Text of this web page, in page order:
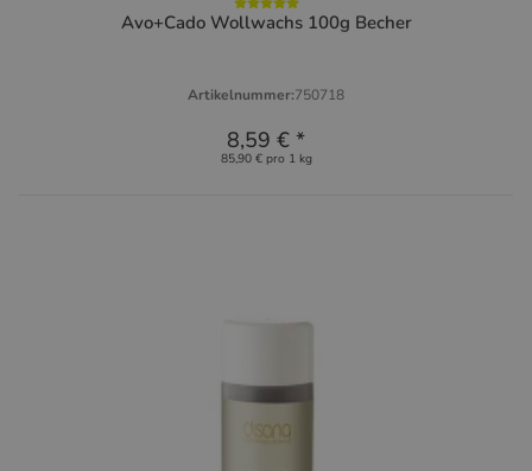
Avo+Cado Wollwachs 100g Becher
Artikelnummer:750718
8,59 € *
85,90 € pro 1 kg